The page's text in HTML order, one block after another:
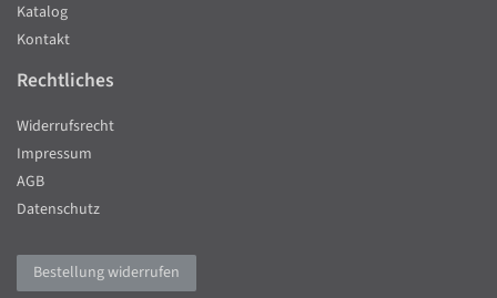
Katalog
Kontakt
Rechtliches
Widerrufsrecht
Impressum
AGB
Datenschutz
Bestellung widerrufen